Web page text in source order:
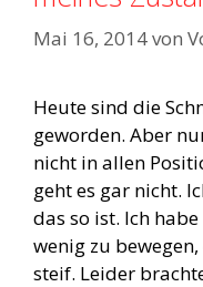
Mai 16, 2014von
Heute sind die
geworden. Aber
nicht in allen
geht es gar nicht.
das so ist. Ich
wenig zu
steif. Leider